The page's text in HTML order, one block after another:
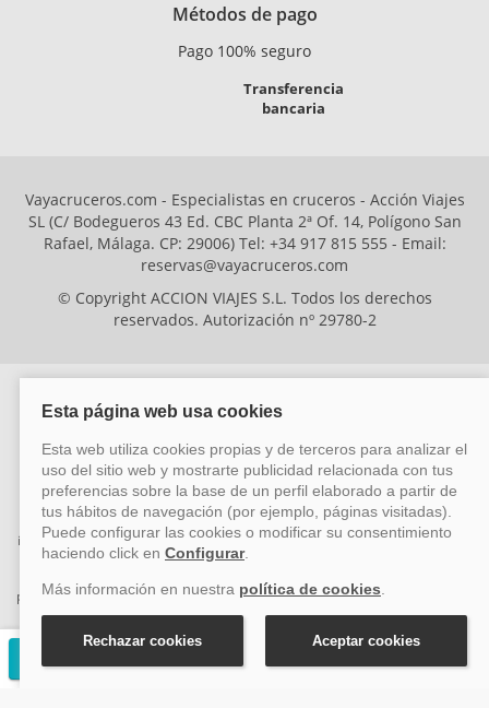
Métodos de pago
Pago 100% seguro
Transferencia
bancaria
Vayacruceros.com - Especialistas en cruceros - Acción Viajes
SL (C/ Bodegueros 43 Ed. CBC Planta 2ª Of. 14, Polígono San
Rafael, Málaga. CP: 29006) Tel: +34 917 815 555 - Email:
reservas@vayacruceros.com
© Copyright ACCION VIAJES S.L. Todos los derechos
reservados. Autorización nº 29780-2
ACCION VIAJES SL ha sido beneficiaria del Fondo Europeo de Desarrollo
Regional (FEDER), cuyo objetivo es mejorar la competitividad de las pymes
mediante el impulso de la innovación, el desarrollo tecnológico, la
investigación de calidad y el uso seguro y fiable del ciberespacio. Gracias a
esta financiación, la empresa ha puesto en marcha un Plan de Acción
promoviendo la innovación y la ciberseguridad. Para ello, ha contado con el
apoyo de los programas Pyme Innova y Pyme Cibersegura de la Cámara
de Comercio de Málaga. #EuropaSeSiente